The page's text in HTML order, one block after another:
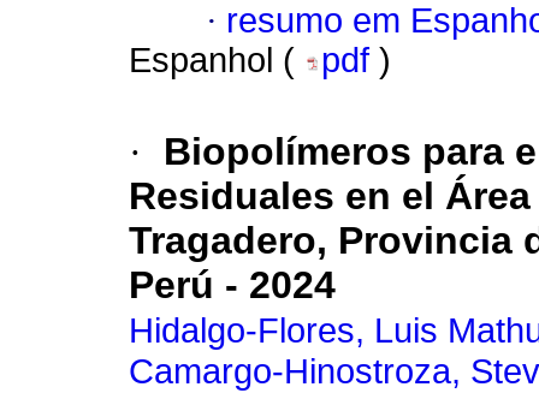
· resumo em
Espanhol (
pdf )
·
Biopolímeros para
Residuales en el
Tragadero, Provincia
Perú - 2024
Hidalgo-Flores, Luis
Camargo-Hinostroza,